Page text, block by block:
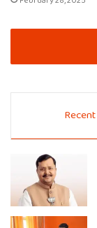
Recent